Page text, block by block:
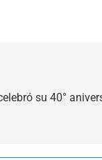
su 40°